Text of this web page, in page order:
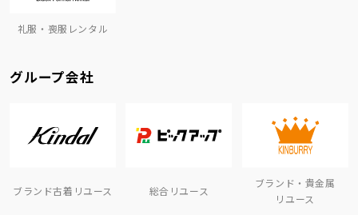
礼服・喪服レンタル
グループ会社
ブランド古着リユース 総合リユース
ブランド・貴金属
リユース